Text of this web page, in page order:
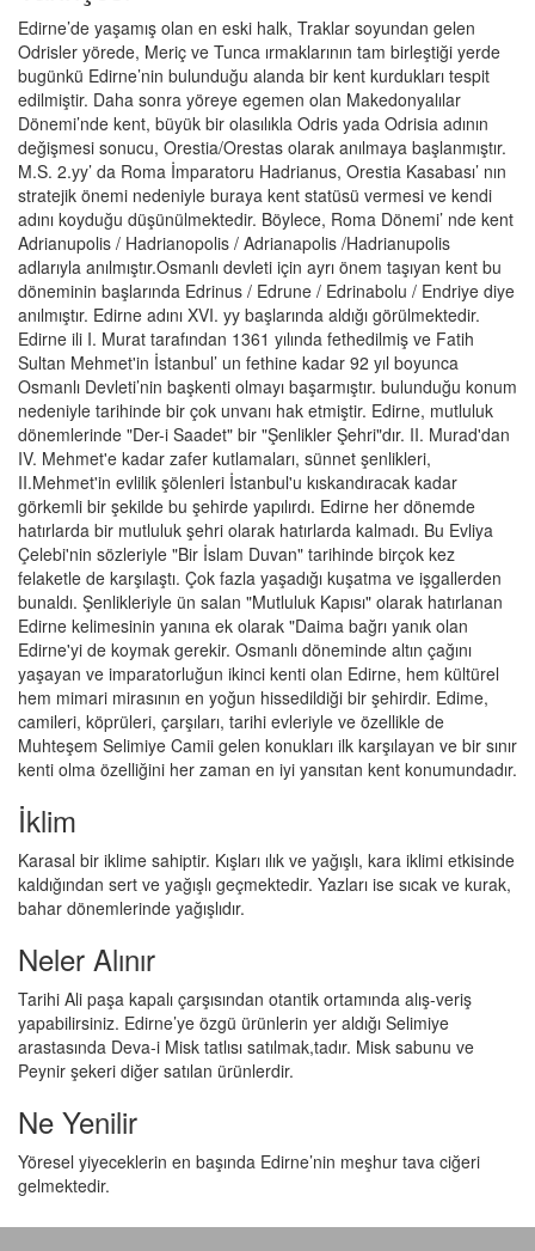
Edirne’de yaşamış olan en eski halk, Traklar soyundan gelen
Odrisler yörede, Meriç ve Tunca ırmaklarının tam birleştiği yerde
bugünkü Edirne’nin bulunduğu alanda bir kent kurdukları tespit
edilmiştir. Daha sonra yöreye egemen olan Makedonyalılar
Dönemi’nde kent, büyük bir olasılıkla Odris yada Odrisia adının
değişmesi sonucu, Orestia/Orestas olarak anılmaya başlanmıştır.
M.S. 2.yy’ da Roma İmparatoru Hadrianus, Orestia Kasabası’ nın
stratejik önemi nedeniyle buraya kent statüsü vermesi ve kendi
adını koyduğu düşünülmektedir. Böylece, Roma Dönemi’ nde kent
Adrianupolis / Hadrianopolis / Adrianapolis /Hadrianupolis
adlarıyla anılmıştır.Osmanlı devleti için ayrı önem taşıyan kent bu
döneminin başlarında Edrinus / Edrune / Edrinabolu / Endriye diye
anılmıştır. Edirne adını XVI. yy başlarında aldığı görülmektedir.
Edirne ili I. Murat tarafından 1361 yılında fethedilmiş ve Fatih
Sultan Mehmet'in İstanbul’ un fethine kadar 92 yıl boyunca
Osmanlı Devleti’nin başkenti olmayı başarmıştır. bulunduğu konum
nedeniyle tarihinde bir çok unvanı hak etmiştir. Edirne, mutluluk
dönemlerinde "Der-i Saadet" bir "Şenlikler Şehri"dır. II. Murad'dan
IV. Mehmet'e kadar zafer kutlamaları, sünnet şenlikleri,
II.Mehmet'in evlilik şölenleri İstanbul'u kıskandıracak kadar
görkemli bir şekilde bu şehirde yapılırdı. Edirne her dönemde
hatırlarda bir mutluluk şehri olarak hatırlarda kalmadı. Bu Evliya
Çelebi'nin sözleriyle "Bir İslam Duvan" tarihinde birçok kez
felaketle de karşılaştı. Çok fazla yaşadığı kuşatma ve işgallerden
bunaldı. Şenlikleriyle ün salan "Mutluluk Kapısı" olarak hatırlanan
Edirne kelimesinin yanına ek olarak "Daima bağrı yanık olan
Edirne'yi de koymak gerekir. Osmanlı döneminde altın çağını
yaşayan ve imparatorluğun ikinci kenti olan Edirne, hem kültürel
hem mimari mirasının en yoğun hissedildiği bir şehirdir. Edime,
camileri, köprüleri, çarşıları, tarihi evleriyle ve özellikle de
Muhteşem Selimiye Camii gelen konukları ilk karşılayan ve bir sınır
kenti olma özelliğini her zaman en iyi yansıtan kent konumundadır.
İklim
Karasal bir iklime sahiptir. Kışları ılık ve yağışlı, kara iklimi etkisinde
kaldığından sert ve yağışlı geçmektedir. Yazları ise sıcak ve kurak,
bahar dönemlerinde yağışlıdır.
Neler Alınır
Tarihi Ali paşa kapalı çarşısından otantik ortamında alış-veriş
yapabilirsiniz. Edirne’ye özgü ürünlerin yer aldığı Selimiye
arastasında Deva-i Misk tatlısı satılmak,tadır. Misk sabunu ve
Peynir şekeri diğer satılan ürünlerdir.
Ne Yenilir
Yöresel yiyeceklerin en başında Edirne’nin meşhur tava ciğeri
gelmektedir.